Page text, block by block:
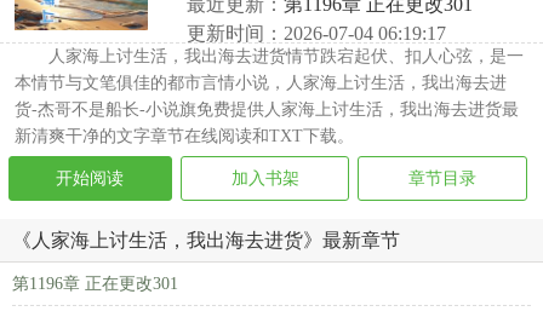
最近更新： 第1196章 正在更改301
更新时间：2026-07-04 06:19:17
人家海上讨生活，我出海去进货情节跌宕起伏、扣人心弦，是一
本情节与文笔俱佳的都市言情小说，人家海上讨生活，我出海去进
货-杰哥不是船长-小说旗免费提供人家海上讨生活，我出海去进货最
新清爽干净的文字章节在线阅读和TXT下载。
开始阅读 加入书架 章节目录
《人家海上讨生活，我出海去进货》最新章节
第1196章 正在更改301